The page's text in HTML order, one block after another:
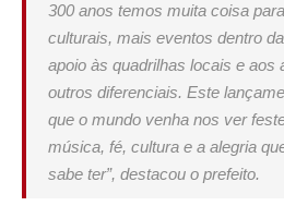
300 anos temos muita coisa
culturais, mais eventos dentro
apoio às quadrilhas locais e aos
outros diferenciais. Este
que o mundo venha nos ver
música, fé, cultura e a alegria
sabe ter”, destacou o prefeito.